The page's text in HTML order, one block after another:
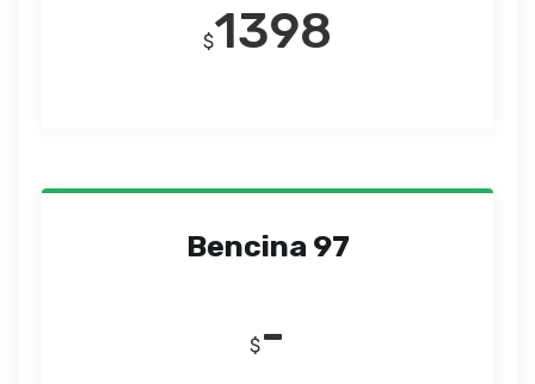
$1398
Bencina 97
$-